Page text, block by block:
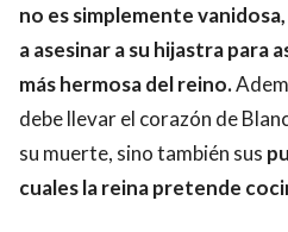
no es simplemente
a asesinar a su hijastra para
más hermosa del reino.
debe llevar el corazón de
su muerte, sino también sus
cuales la reina pretende